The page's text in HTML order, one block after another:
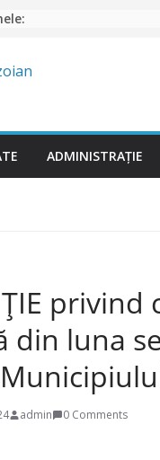
ADMINISTRAȚIE
din luna
admin 0 Comments